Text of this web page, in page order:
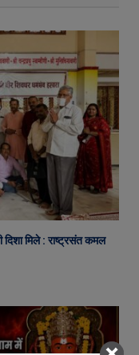
दिशा मिले : राष्ट्रसंत कमल